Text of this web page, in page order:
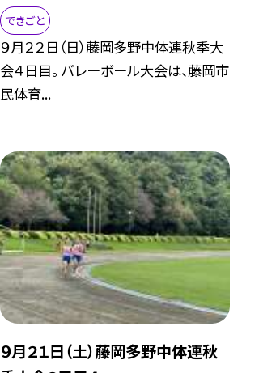
できごと
９月２２日（日）藤岡多野中体連秋季大
会４日目。 バレーボール大会は、藤岡市
民体育...
９月２１日（土）藤岡多野中体連秋